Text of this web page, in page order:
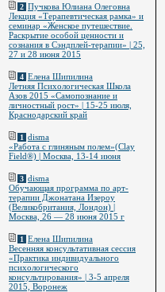
2 Пучкова Юлиана Олеговна
Лекция «Терапевтическая рамка» и
семинар «Женское путешествие.
Раскрытие особой ценности и
сознания в Сэндплей-терапии» | 25,
27 и 28 июня 2015
4 Елена Шипилина
Летняя Психологическая Школа
Азов 2015 «Самопознание и
личностный рост» | 15-25 июля,
Краснодарский край
1 disma
«Работа с глиняным полем»(Clay
Field®) | Москва, 13-14 июня
3 disma
Обучающая программа по арт-
терапии Джонатана Изероу
(Великобритания, Лондон) |
Москва, 26 — 28 июня 2015 г
1 Елена Шипилина
Весенняя консультативная сессия
«Практика индивидуального
психологического
консультирования» | 3-5 апреля
2015, Воронеж